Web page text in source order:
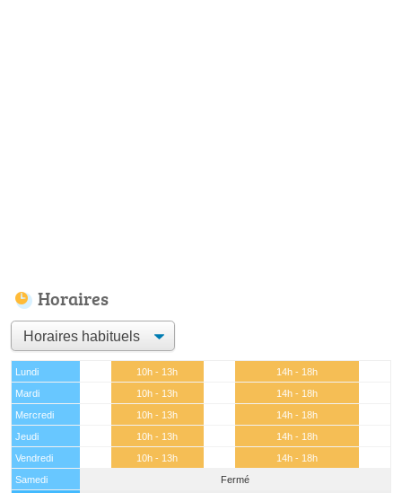
Horaires
Lundi 10h - 13h
14h - 18h
Mardi
10h - 13h
14h - 18h
Mercredi
10h - 13h
14h - 18h
Jeudi
10h - 13h
14h - 18h
Vendredi
10h - 13h
14h - 18h
Samedi
Fermé